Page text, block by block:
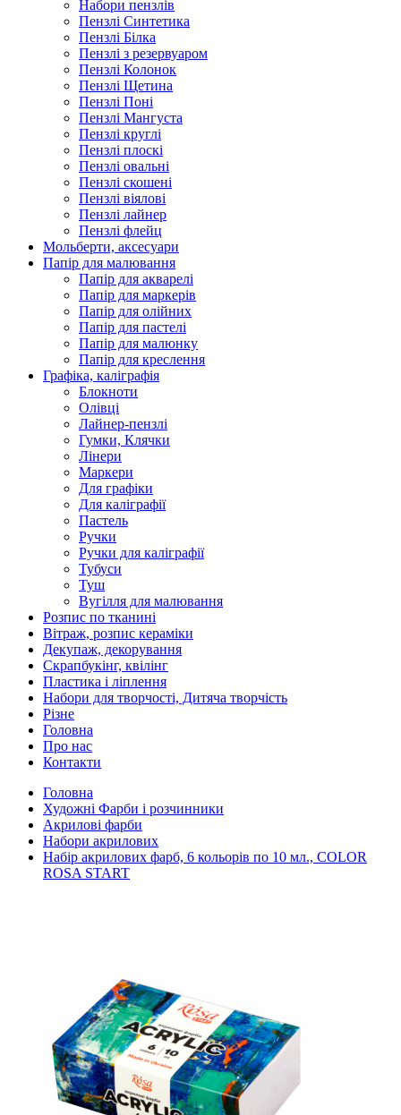
Набори пензлів
Пензлі Синтетика
Пензлі Білка
Пензлі з резервуаром
Пензлі Колонок
Пензлі Щетина
Пензлі Поні
Пензлі Мангуста
Пензлі круглі
Пензлі плоскі
Пензлі овальні
Пензлі скошені
Пензлі віялові
Пензлі лайнер
Пензлі флейц
Мольберти, аксесуари
Папір для малювання
Папір для акварелі
Папір для маркерів
Папір для олійних
Папір для пастелі
Папір для малюнку
Папір для креслення
Графіка, каліграфія
Блокноти
Олівці
Лайнер-пензлі
Гумки, Клячки
Лінери
Маркери
Для графіки
Для каліграфії
Пастель
Ручки
Ручки для каліграфії
Тубуси
Туш
Вугілля для малювання
Розпис по тканині
Вітраж, розпис кераміки
Декупаж, декорування
Скрапбукінг, квілінг
Пластика і ліплення
Набори для творчості, Дитяча творчість
Різне
Головна
Про нас
Контакти
Головна
Художні Фарби і розчинники
Акрилові фарби
Набори акрилових
Набір акрилових фарб, 6 кольорів по 10 мл., COLOR
ROSA START